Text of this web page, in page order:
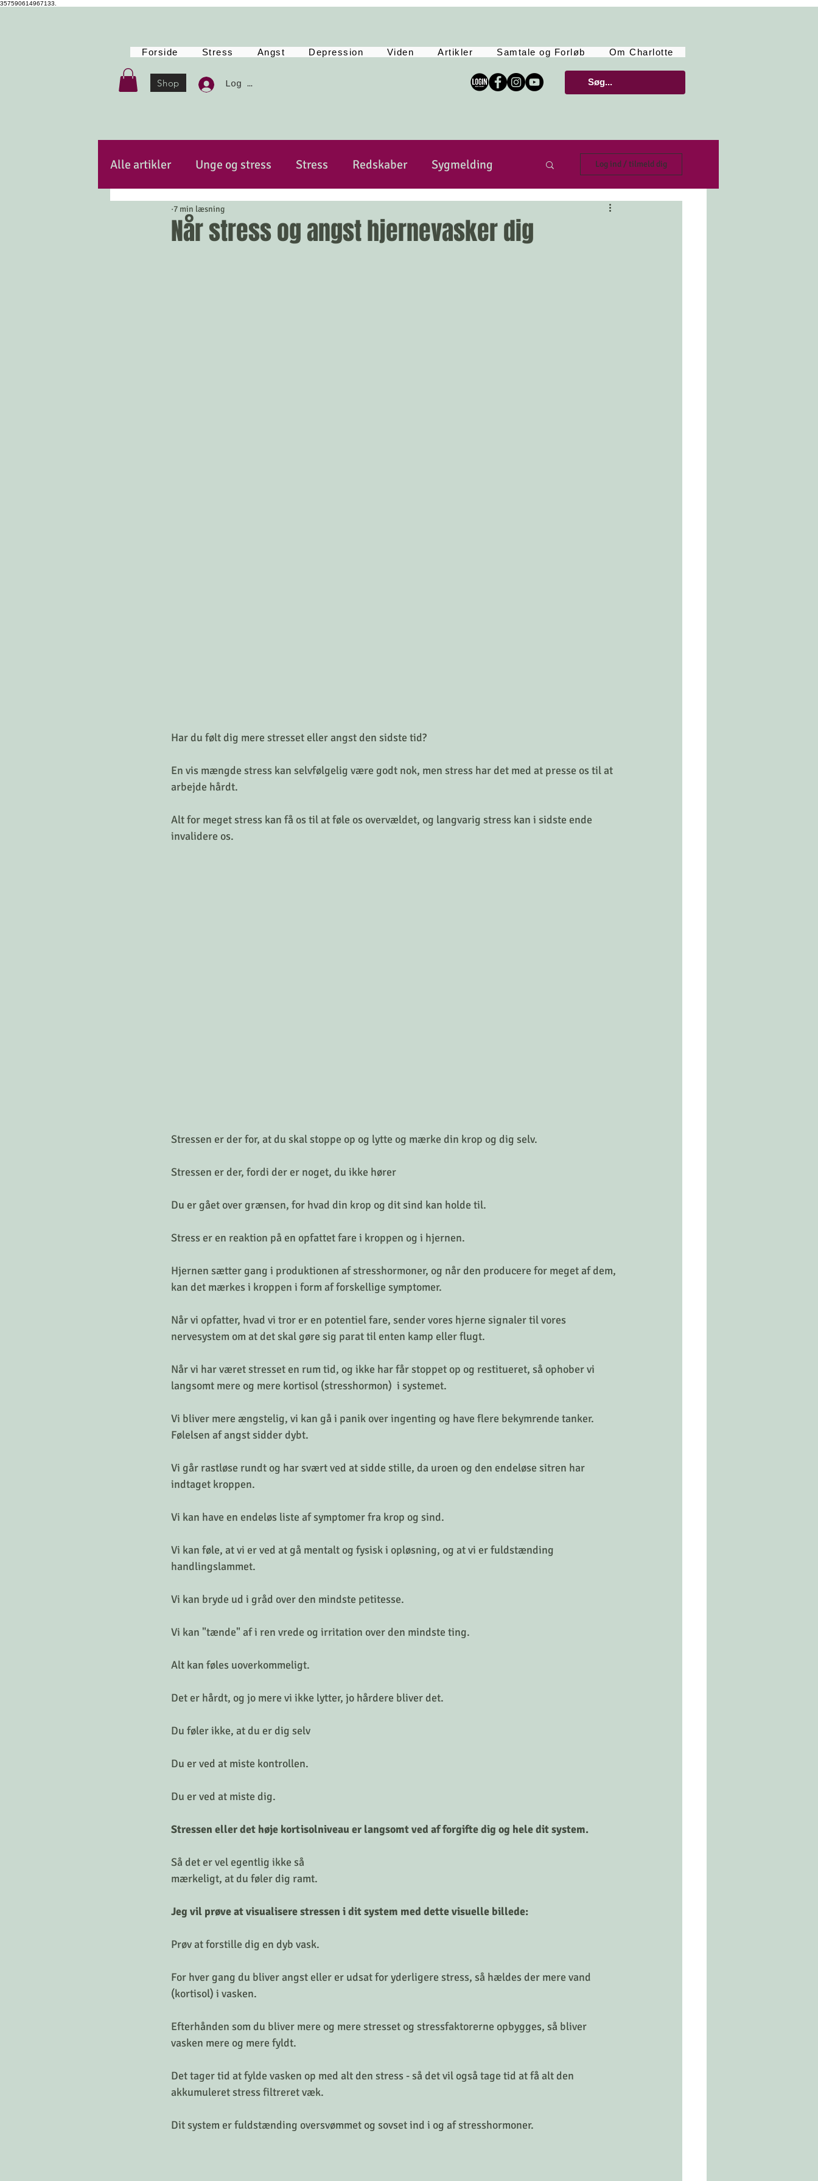
357590614967133.
Forside Stress Angst Depression Viden Artikler Samtale og Forløb Om Charlotte
Shop Log Ind
Alle artikler Unge og stress Stress Redskaber Sygmelding
Autencitet Kost
Log ind / tilmeld dig
Når stress og angst hjernevasker dig
7 min læsning
Har du følt dig mere stresset eller angst den sidste tid?
En vis mængde stress kan selvfølgelig være godt nok, men stress har det med at presse os til at
arbejde hårdt.
Alt for meget stress kan få os til at føle os overvældet, og langvarig stress kan i sidste ende
invalidere os.
Stressen er der for, at du skal stoppe op og lytte og mærke din krop og dig selv.
Stressen er der, fordi der er noget, du ikke hører
Du er gået over grænsen, for hvad din krop og dit sind kan holde til.
Stress er en reaktion på en opfattet fare i kroppen og i hjernen.
Hjernen sætter gang i produktionen af stresshormoner, og når den producere for meget af dem,
kan det mærkes i kroppen i form af forskellige symptomer.
Når vi opfatter, hvad vi tror er en potentiel fare, sender vores hjerne signaler til vores
nervesystem om at det skal gøre sig parat til enten kamp eller flugt.
Når vi har været stresset en rum tid, og ikke har får stoppet op og restitueret, så ophober vi
langsomt mere og mere kortisol (stresshormon)  i systemet.
Vi bliver mere ængstelig, vi kan gå i panik over ingenting og have flere bekymrende tanker.
Følelsen af angst sidder dybt.
Vi går rastløse rundt og har svært ved at sidde stille, da uroen og den endeløse sitren har
indtaget kroppen.
Vi kan have en endeløs liste af symptomer fra krop og sind.
Vi kan føle, at vi er ved at gå mentalt og fysisk i opløsning, og at vi er fuldstænding
handlingslammet.
Vi kan bryde ud i gråd over den mindste petitesse.
Vi kan "tænde" af i ren vrede og irritation over den mindste ting.
Alt kan føles uoverkommeligt.
Det er hårdt, og jo mere vi ikke lytter, jo hårdere bliver det.
Du føler ikke, at du er dig selv
Du er ved at miste kontrollen.
Du er ved at miste dig.
Stressen eller det høje kortisolniveau er langsomt ved af forgifte dig og hele dit system.
Så det er vel egentlig ikke så
mærkeligt, at du føler dig ramt.
Jeg vil prøve at visualisere stressen i dit system med dette visuelle billede:
Prøv at forstille dig en dyb vask.
For hver gang du bliver angst eller er udsat for yderligere stress, så hældes der mere vand
(kortisol) i vasken.
Efterhånden som du bliver mere og mere stresset og stressfaktorerne opbygges, så bliver
vasken mere og mere fyldt.
Det tager tid at fylde vasken op med alt den stress - så det vil også tage tid at få alt den
akkumuleret stress filtreret væk.
Dit system er fuldstænding oversvømmet og sovset ind i og af stresshormoner.